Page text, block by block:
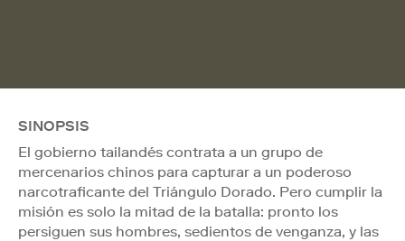
SINOPSIS
El gobierno tailandés contrata a un grupo de
mercenarios chinos para capturar a un poderoso
narcotraficante del Triángulo Dorado. Pero cumplir la
misión es solo la mitad de la batalla: pronto los
persiguen sus hombres, sedientos de venganza, y las